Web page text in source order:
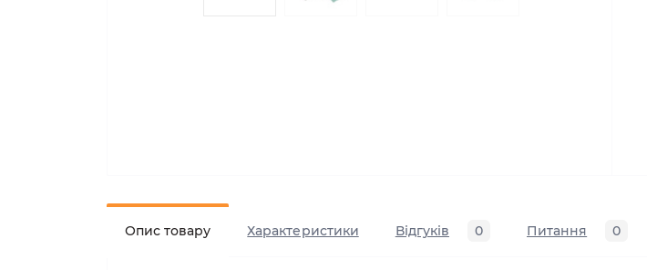
Опис товару Характеристики Відгуків 0 Питання 0